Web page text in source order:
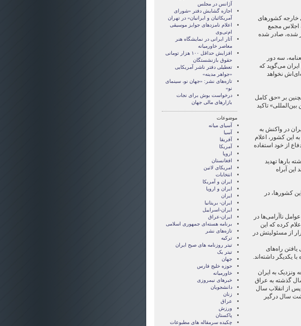
خارجه کشورهای
حاشیه اجلاس مجمع
شده، صادر شده
سه دور
می‌گوید که
نخواهد
بر «حق کامل
تاکید
در واکنش به
این کشور، اعلام
از خود استفاده
بارها تهدید
آبراه
کشور‌ها، در
ناآرامی‌ها در
کرده که این
از مسئولیتش در
راه‌های
یکدیگر داشته‌اند.
به ایران
گذشته به عراق
از انقلاب سال
سال درگیر
آژانس در مجلس
اجازه گشایش دفتر «شورای
آمریکائیان و ایرانیان» در تهران
اعلام نامزدهای جوایز موسیقی
ام‌تی‌وی
آثار ایرانی در نمایشگاه هنر
معاصر خاورمیانه
افزایش حداقل ۱۰۰ هزار تومانی
حقوق بازنشستگان
تعطیلی دفتر ناشر آمریکایی
«جواهر مدینه»
تازه‌های نشر: «جهان نو، سینمای
نو»
درخواست بوش برای نجات
بازارهای مالی جهان
موضوعات
آسيای ميانه
آسیا
آفریقا
آمریکا
اروپا
افغانستان
امریکای لاتین
انتخابات
ايران و آمريکا
ايران و اروپا
ایران
ایران- بریتانیا
ایران-اسراییل
ایران-عراق
برنامه هسته‌ای جمهوری اسلامی
تازه‌های نشر
ترکیه
تیتر روزنامه های صبح ایران
تیتر یک
جهان
حوزه خلیج فارس
خاورمیانه
خبرهای نیمروزی
دانشجویان
زنان
عراق
ورزش
پاکستان
چکیده سرمقاله های مطبوعات